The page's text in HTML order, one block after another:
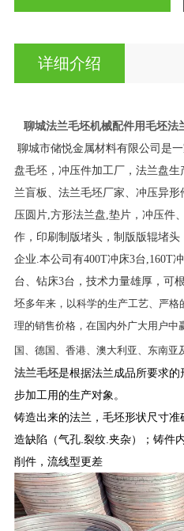
详细介绍
聊城法兰毛坯机械配件用毛坯法
聊城市储悦金属材料有限公司是
盘毛坯，冲压件加工厂，法兰盘
兰盲板、法兰毛坯厂家、冲压异
压圆片,方形法兰盘,垫片，冲压件
作，印刷制版堵头，制版版辊堵
企业.本公司有400T冲床3台,160T
台、钻床3台，技术力量雄厚，可
坯多年来，以科学的生产工艺、严
理的销售价格，在国内外广大用户中
国、德国、香港、澳大利亚、东南亚
法兰毛坯是根据法兰成品所要求
步加工用的生产对象。
铸造出来的法兰，毛坯形状尺寸
造缺陷（气孔.裂纹.夹杂）；铸件
削件，流线型更差